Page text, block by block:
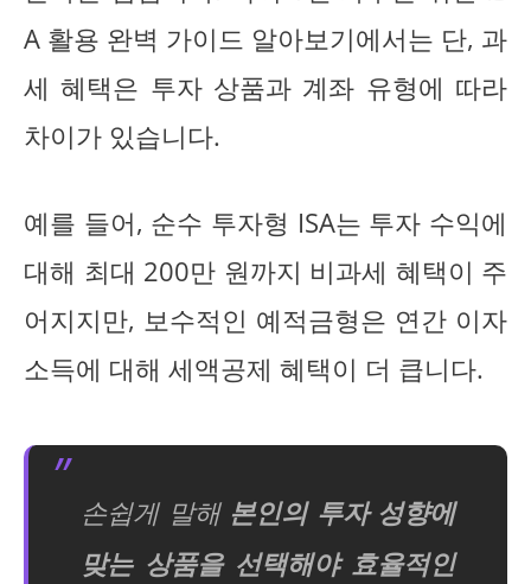
A 활용 완벽 가이드 알아보기에서는 단, 과
세 혜택은 투자 상품과 계좌 유형에 따라
차이가 있습니다.
예를 들어, 순수 투자형 ISA는 투자 수익에
대해 최대 200만 원까지 비과세 혜택이 주
어지지만, 보수적인 예적금형은 연간 이자
소득에 대해 세액공제 혜택이 더 큽니다.
손쉽게 말해 본인의 투자 성향에
맞는 상품을 선택해야 효율적인